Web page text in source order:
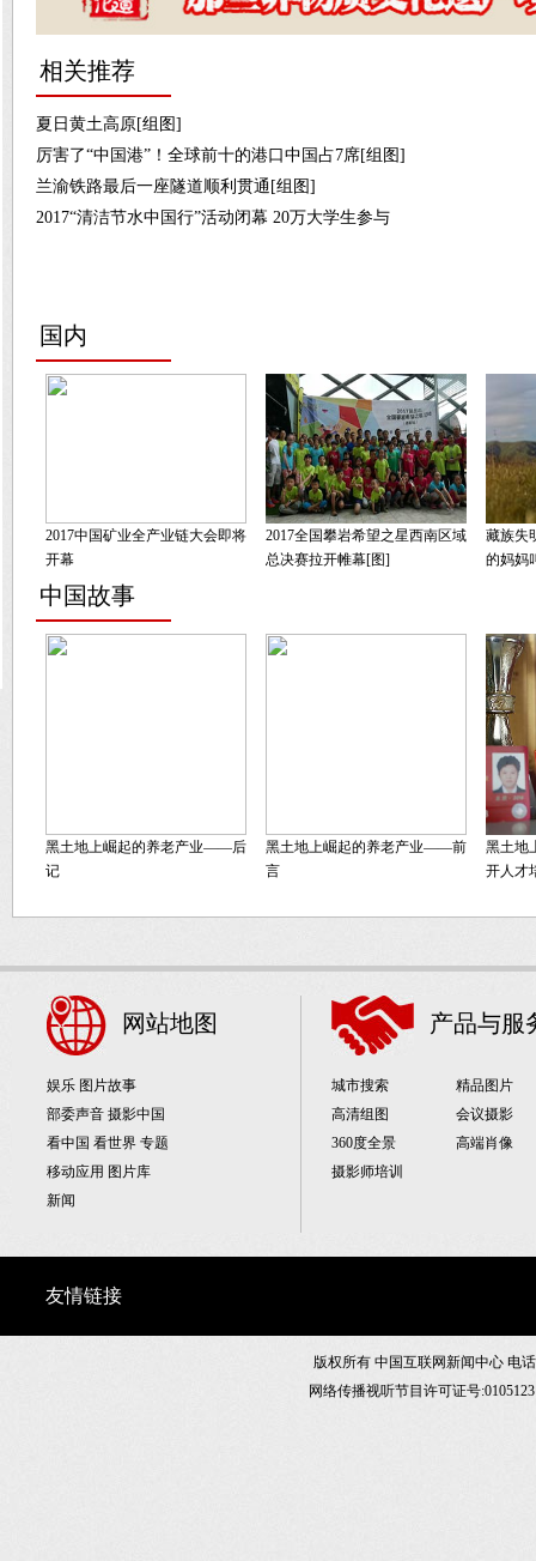
相关推荐
夏日黄土高原[组图]
厉害了“中国港”！全球前十的港口中国占7席[组图]
兰渝铁路最后一座隧道顺利贯通[组图]
2017“清洁节水中国行”活动闭幕 20万大学生参与